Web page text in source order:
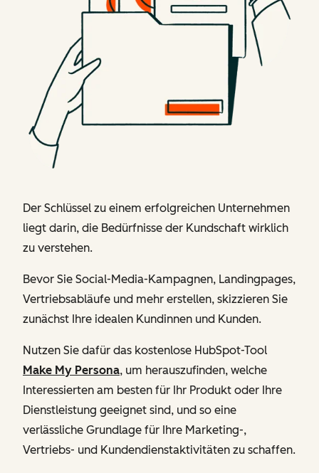
Der Schlüssel zu einem erfolgreichen Unternehmen
liegt darin, die Bedürfnisse der Kundschaft wirklich
zu verstehen.
Bevor Sie Social-Media-Kampagnen, Landingpages,
Vertriebsabläufe und mehr erstellen, skizzieren Sie
zunächst Ihre idealen Kundinnen und Kunden.
Nutzen Sie dafür das kostenlose HubSpot-Tool
Make My Persona, um herauszufinden, welche
Interessierten am besten für Ihr Produkt oder Ihre
Dienstleistung geeignet sind, und so eine
verlässliche Grundlage für Ihre Marketing-,
Vertriebs- und Kundendienstaktivitäten zu schaffen.